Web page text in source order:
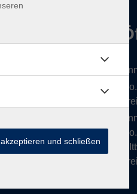
und schließen